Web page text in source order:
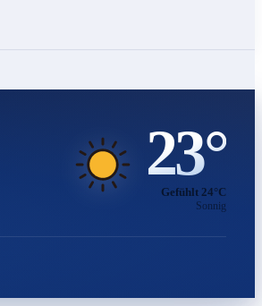
23°
Gefühlt 24°C
Sonnig